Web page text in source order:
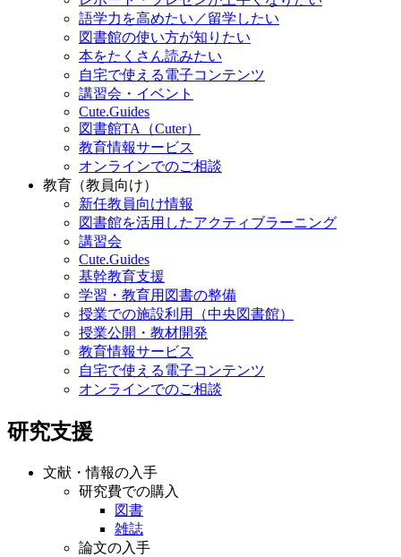
語学力を高めたい／留学したい
図書館の使い方が知りたい
本をたくさん読みたい
自宅で使える電子コンテンツ
講習会・イベント
Cute.Guides
図書館TA（Cuter）
教育情報サービス
オンラインでのご相談
教育（教員向け）
新任教員向け情報
図書館を活用したアクティブラーニング
講習会
Cute.Guides
基幹教育支援
学習・教育用図書の整備
授業での施設利用（中央図書館）
授業公開・教材開発
教育情報サービス
自宅で使える電子コンテンツ
オンラインでのご相談
研究支援
文献・情報の入手
研究費での購入
図書
雑誌
論文の入手